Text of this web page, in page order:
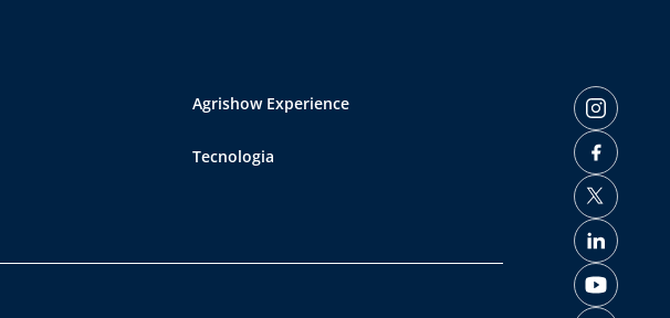
Agrishow Experience
Tecnologia